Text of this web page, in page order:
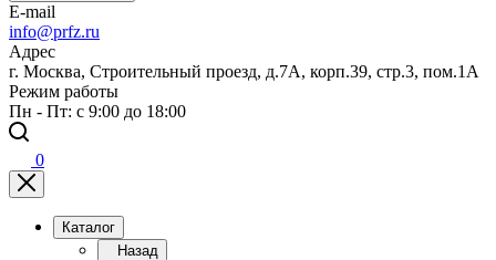
E-mail
info@prfz.ru
Адрес
г. Москва, Строительный проезд, д.7А, корп.39, стр.3, пом.1А
Режим работы
Пн - Пт: с 9:00 до 18:00
0
Каталог
Назад